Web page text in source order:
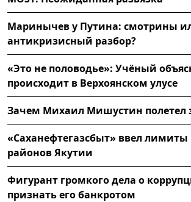
Маринычев у Путина: смотрины
антикризисный разбор?
«Это не половодье»: Учёный
происходит в Верхоянском улусе
Зачем Михаил Мишустин полетел
«Саханефтегазсбыт» ввел
районов Якутии
Фигурант громкого дела о
признать его банкротом